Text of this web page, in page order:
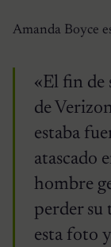
Amanda Boyce
«El fin de
de
estaba
atascado
hombre
perder su
esta foto